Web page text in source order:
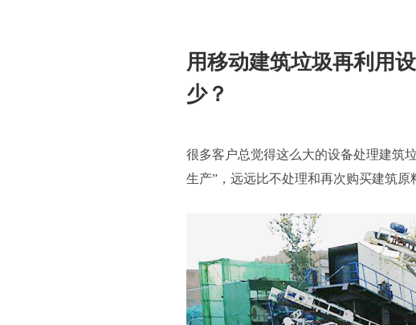
用移动建筑垃圾再利用
少？
很多客户总觉得这么大的设备处理建筑
生产”，远远比不处理和再次购买建筑